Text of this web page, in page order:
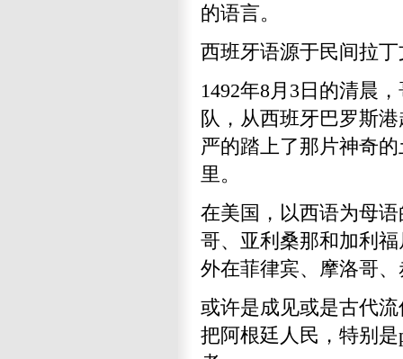
的语言。
西班牙语源于民间拉
1492年8月3日的清晨
队，从西班牙巴罗斯
严的踏上了那片神奇
里。
在美国，以西语为母
哥、亚利桑那和加利
外在菲律宾、摩洛哥
或许是成见或是古代
把阿根廷人民，特别